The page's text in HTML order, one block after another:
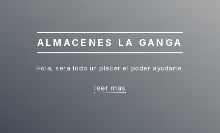
ALMACENES LA GANGA
Hola, sera todo un placer el poder ayudarte.
leer mas